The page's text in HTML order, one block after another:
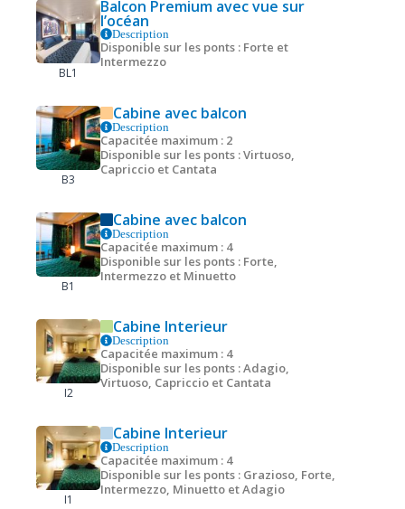
BL1
Balcon Premium avec vue sur
l’océan
Description
Disponible sur les ponts : Forte et
Intermezzo
B3
Cabine avec balcon
Description
Capacitée maximum : 2
Disponible sur les ponts : Virtuoso,
Capriccio et Cantata
B1
Cabine avec balcon
Description
Capacitée maximum : 4
Disponible sur les ponts : Forte,
Intermezzo et Minuetto
I2
Cabine Interieur
Description
Capacitée maximum : 4
Disponible sur les ponts : Adagio,
Virtuoso, Capriccio et Cantata
I1
Cabine Interieur
Description
Capacitée maximum : 4
Disponible sur les ponts : Grazioso, Forte,
Intermezzo, Minuetto et Adagio